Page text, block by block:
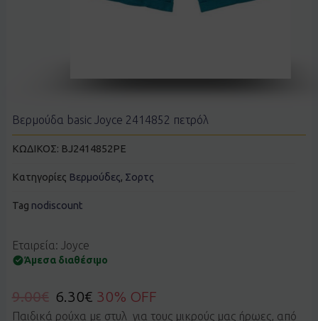
Βερμούδα basic Joyce 2414852 πετρόλ
ΚΩΔΙΚΟΣ: BJ2414852PE
Κατηγορίες Βερμούδες, Σορτς
Tag nodiscount
Εταιρεία: Joyce
Άμεσα διαθέσιμο
9.00€ 6.30€ 30% OFF
Παιδικά ρούχα με στυλ για τους μικρούς μας ήρωες, από